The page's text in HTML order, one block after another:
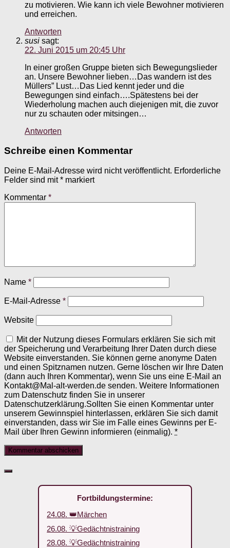
zu motivieren. Wie kann ich viele Bewohner motivieren
und erreichen.
Antworten
susi sagt:
22. Juni 2015 um 20:45 Uhr
In einer großen Gruppe bieten sich Bewegungslieder
an. Unsere Bewohner lieben…Das wandern ist des
Müllers” Lust…Das Lied kennt jeder und die
Bewegungen sind einfach….Spätestens bei der
Wiederholung machen auch diejenigen mit, die zuvor
nur zu schauten oder mitsingen…
Antworten
Schreibe einen Kommentar
Deine E-Mail-Adresse wird nicht veröffentlicht. Erforderliche
Felder sind mit* markiert
Kommentar *
Name *
E-Mail-Adresse *
Website
Mit der Nutzung dieses Formulars erklären Sie sich mit
der Speicherung und Verarbeitung Ihrer Daten durch diese
Website einverstanden. Sie können gerne anonyme Daten
und einen Spitznamen nutzen. Gerne löschen wir Ihre Daten
(dann auch Ihren Kommentar), wenn Sie uns eine E-Mail an
Kontakt@Mal-alt-werden.de senden. Weitere Informationen
zum Datenschutz finden Sie in unserer
Datenschutzerklärung.Sollten Sie einen Kommentar unter
unserem Gewinnspiel hinterlassen, erklären Sie sich damit
einverstanden, dass wir Sie im Falle eines Gewinns per E-
Mail über Ihren Gewinn informieren (einmalig). *
Fortbildungstermine:
24.08. 👑Märchen
26.08. 💡Gedächtnistraining
28.08. 💡Gedächtnistraining